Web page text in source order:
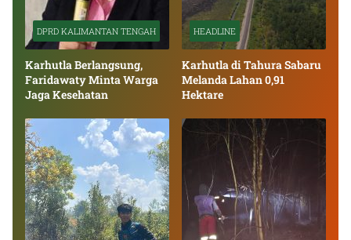
DPRD KALIMANTAN TENGAH
Karhutla Berlangsung,
Faridawaty Minta Warga
Jaga Kesehatan
HEADLINE
Karhutla di Tahura Sabaru
Melanda Lahan 0,91
Hektare